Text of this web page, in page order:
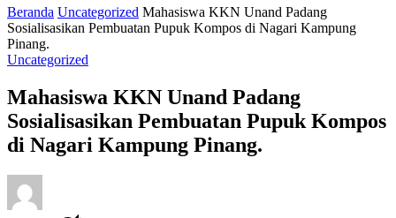
Beranda Uncategorized Mahasiswa KKN Unand Padang
Sosialisasikan Pembuatan Pupuk Kompos di Nagari Kampung
Pinang.
Uncategorized
Mahasiswa KKN Unand Padang
Sosialisasikan Pembuatan Pupuk Kompos
di Nagari Kampung Pinang.